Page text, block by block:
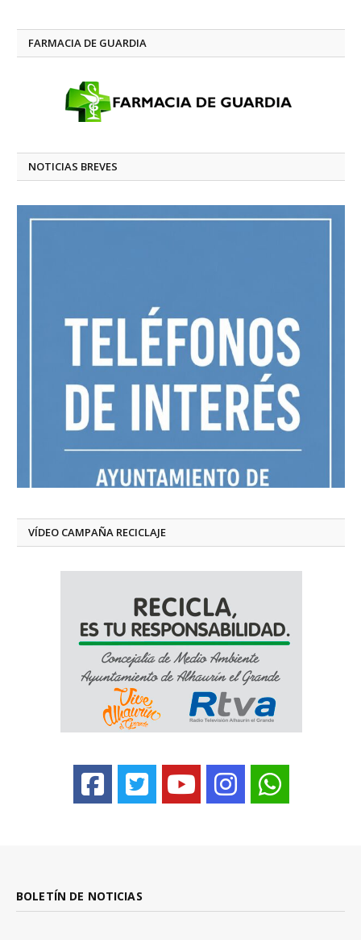
FARMACIA DE GUARDIA
NOTICIAS BREVES
VÍDEO CAMPAÑA RECICLAJE
BOLETÍN DE NOTICIAS